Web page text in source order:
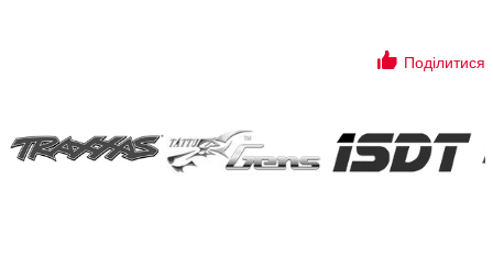
Поділитися